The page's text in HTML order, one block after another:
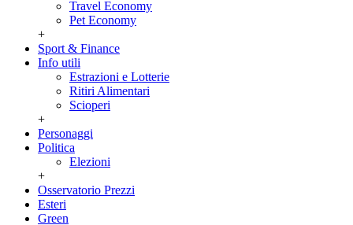
Travel Economy
Pet Economy
+
Sport & Finance
Info utili
Estrazioni e Lotterie
Ritiri Alimentari
Scioperi
+
Personaggi
Politica
Elezioni
+
Osservatorio Prezzi
Esteri
Green